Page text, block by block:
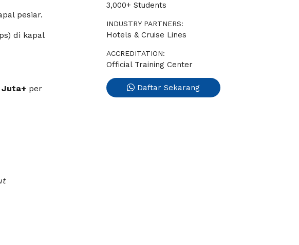
pesiar.
di kapal
Juta+ per
3,000+ Students
INDUSTRY PARTNERS:
Hotels & Cruise Lines
ACCREDITATION:
Official Training Center
Daftar Sekarang